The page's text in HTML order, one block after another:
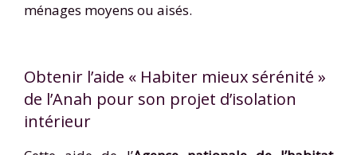
ménages moyens ou aisés.
Obtenir l’aide « Habiter mieux sérénité »
de l’Anah pour son projet d’isolation
intérieur